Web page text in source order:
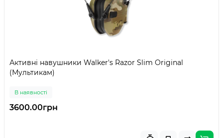
Активні навушники Walker's Razor Slim Original
(Мультикам)
В наявності
3600.00грн